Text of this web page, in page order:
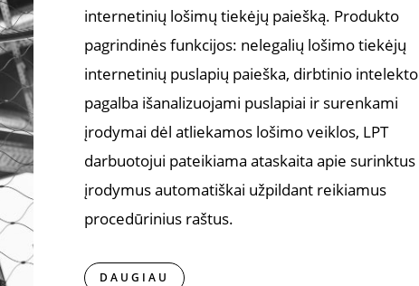
internetinių lošimų tiekėjų paiešką. Produkto
pagrindinės funkcijos: nelegalių lošimo tiekėjų
internetinių puslapių paieška, dirbtinio intelekto
pagalba išanalizuojami puslapiai ir surenkami
įrodymai dėl atliekamos lošimo veiklos, LPT
darbuotojui pateikiama ataskaita apie surinktus
įrodymus automatiškai užpildant reikiamus
procedūrinius raštus.
DAUGIAU